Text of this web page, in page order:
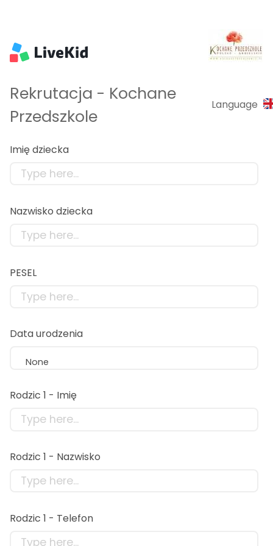
Rekrutacja - Kochane
Przedszkole
Language
Imię dziecka
Nazwisko dziecka
PESEL
Data urodzenia
None
Rodzic 1 - Imię
Rodzic 1 - Nazwisko
Rodzic 1 - Telefon